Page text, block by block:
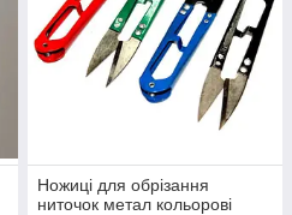
Ножиці для обрізання
ниточок метал кольорові